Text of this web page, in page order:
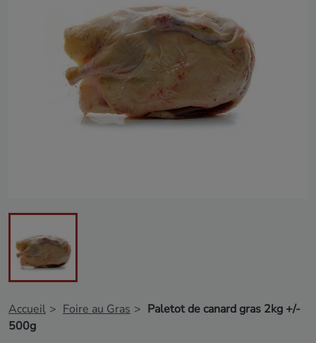
Accueil Foire au Gras
Paletot de canard gras 2kg +/-
500g